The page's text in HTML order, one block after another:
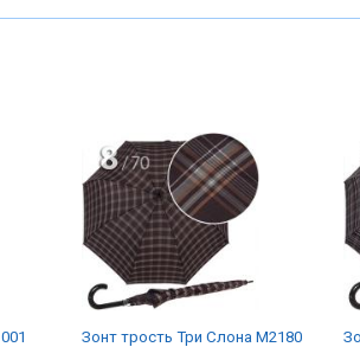
Зонт трость Три Слона M2180